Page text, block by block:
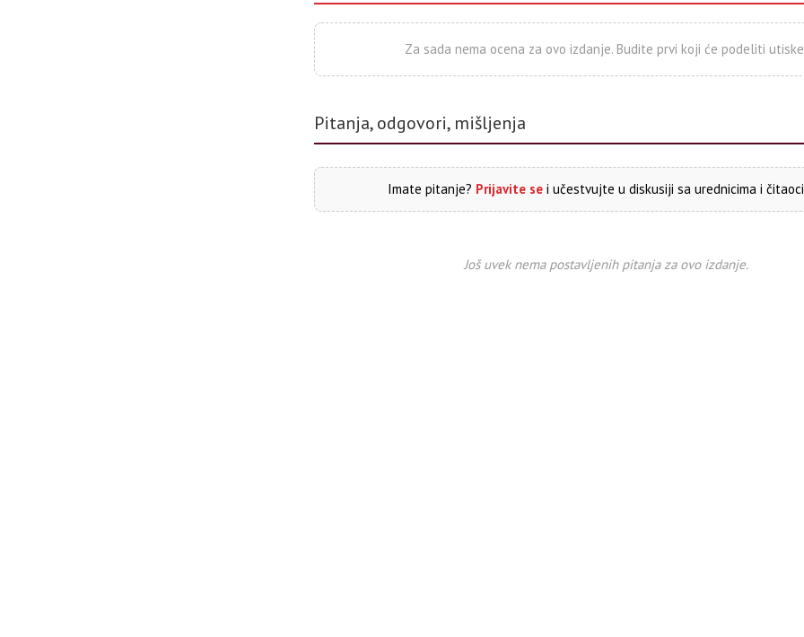
Za sada nema ocena za ovo izdanje. Budite prvi koji će podeliti
Pitanja, odgovori, mišljenja
Imate pitanje? Prijavite se i učestvujte u diskusiji sa urednicima i
Još uvek nema postavljenih pitanja za ovo izdanje.